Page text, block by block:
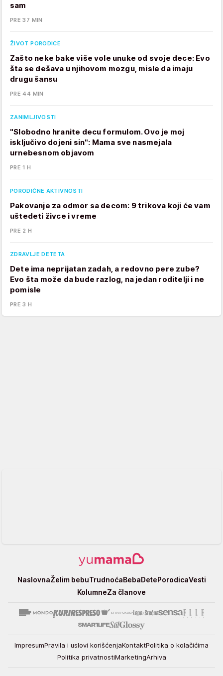
sam
PRE 37 MIN
ŽIVOT PORODICE
Zašto neke bake više vole unuke od svoje dece: Evo
šta se dešava u njihovom mozgu, misle da imaju
drugu šansu
PRE 44 MIN
ZANIMLJIVOSTI
"Slobodno hranite decu formulom. Ovo je moj
isključivo dojeni sin": Mama sve nasmejala
urnebesnom objavom
PRE 1 H
PORODIČNE AKTIVNOSTI
Pakovanje za odmor sa decom: 9 trikova koji će vam
uštedeti živce i vreme
PRE 2 H
ZDRAVLJE DETETA
Dete ima neprijatan zadah, a redovno pere zube?
Evo šta može da bude razlog, na jedan roditelji i ne
pomisle
PRE 3 H
Yumama
NaslovnaŽelim bebuTrudnoćaBebaDetePorodicaVesti
KolumneZa članove
ImpresumPravila i uslovi korišćenjaKontaktPolitika o kolačićima
Politika privatnostiMarketingArhiva